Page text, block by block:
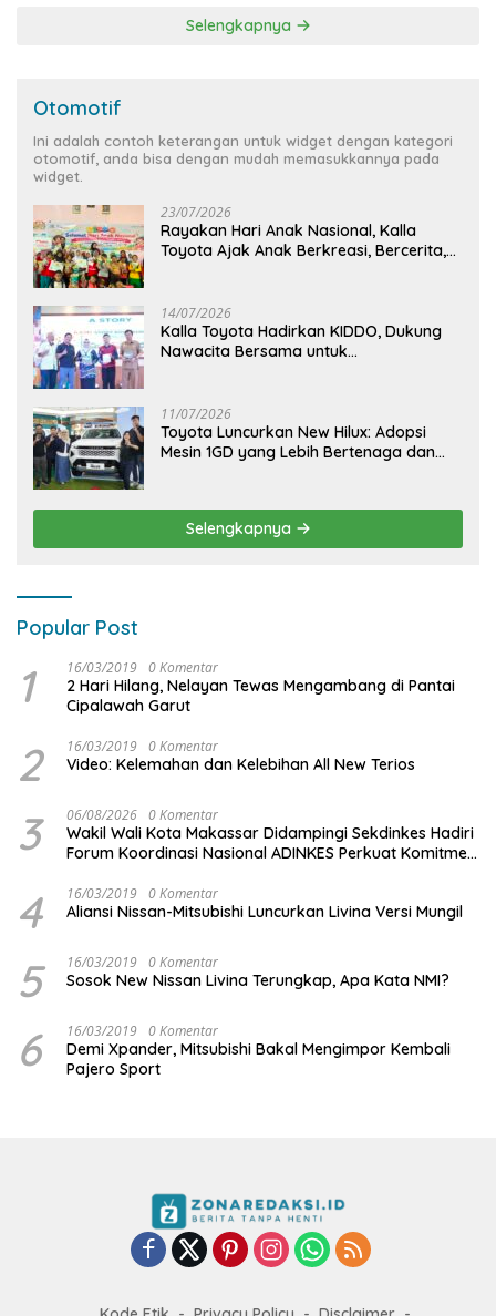
Selengkapnya
Otomotif
Ini adalah contoh keterangan untuk widget dengan kategori
otomotif, anda bisa dengan mudah memasukkannya pada
widget.
23/07/2026
Rayakan Hari Anak Nasional, Kalla
Toyota Ajak Anak Berkreasi, Bercerita,
14/07/2026
Kalla Toyota Hadirkan KIDDO, Dukung
Nawacita Bersama untuk
11/07/2026
Toyota Luncurkan New Hilux: Adopsi
Mesin 1GD yang Lebih Bertenaga dan
Selengkapnya
Popular Post
1 16/03/2019 0 Komentar
2 Hari Hilang, Nelayan Tewas Mengambang di Pantai
Cipalawah Garut
2 16/03/2019 0 Komentar
Video: Kelemahan dan Kelebihan All New Terios
3 06/08/2026 0 Komentar
Wakil Wali Kota Makassar Didampingi Sekdinkes Hadiri
Forum Koordinasi Nasional ADINKES Perkuat Komitmen
4 16/03/2019 0 Komentar
Aliansi Nissan-Mitsubishi Luncurkan Livina Versi Mungil
5 16/03/2019 0 Komentar
Sosok New Nissan Livina Terungkap, Apa Kata NMI?
6 16/03/2019 0 Komentar
Demi Xpander, Mitsubishi Bakal Mengimpor Kembali
Pajero Sport